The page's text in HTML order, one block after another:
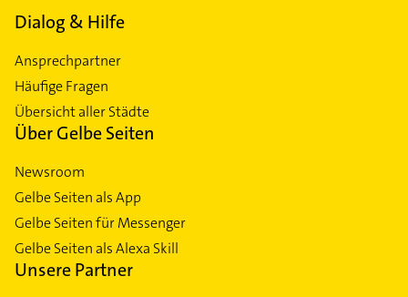
Dialog & Hilfe
Ansprechpartner
Häufige Fragen
Übersicht aller Städte
Über Gelbe Seiten
Newsroom
Gelbe Seiten als App
Gelbe Seiten für Messenger
Gelbe Seiten als Alexa Skill
Unsere Partner